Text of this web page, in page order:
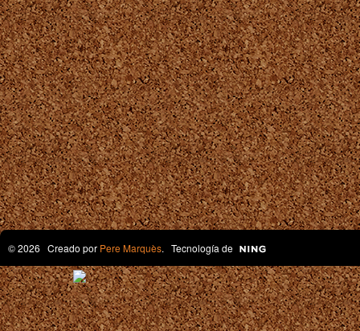
© 2026 Creado por Pere Marquès. Tecnología de